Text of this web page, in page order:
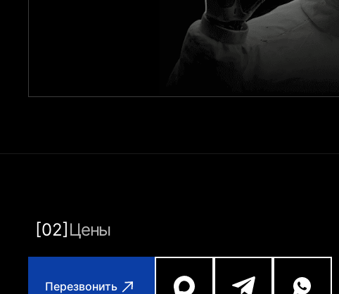
[02] Цены
Перезвонить